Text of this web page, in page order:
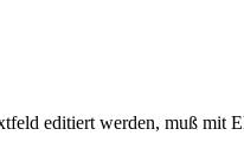
editiert werden, muß mit